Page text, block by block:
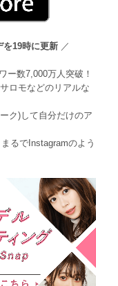
を19時に更新 ／
ー数7,000万人突破！
ロモなどのリアルな
ク)して自分だけのア
るでInstagramのよう